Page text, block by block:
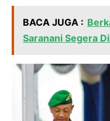
BACA JUGA :
Saranani Segera